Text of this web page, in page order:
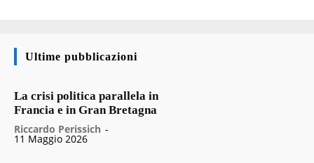
Ultime pubblicazioni
La crisi politica parallela in
Francia e in Gran Bretagna
Riccardo Perissich -
11 Maggio 2026